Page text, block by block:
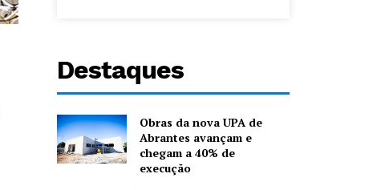
Destaques
Obras da nova UPA de
Abrantes avançam e
chegam a 40% de
execução